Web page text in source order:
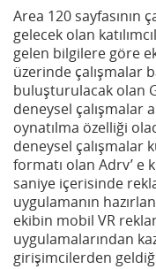
Area 120 sayfasının
gelecek olan
gelen bilgilere göre
üzerinde çalışmalar
buluşturulacak olan
deneysel çalışmalar
oynatılma özelliği
deneysel çalışmalar
formatı olan Adrv’ e
saniye içerisinde
uygulamanın
ekibin mobil VR
uygulamalarından
girişimcilerden